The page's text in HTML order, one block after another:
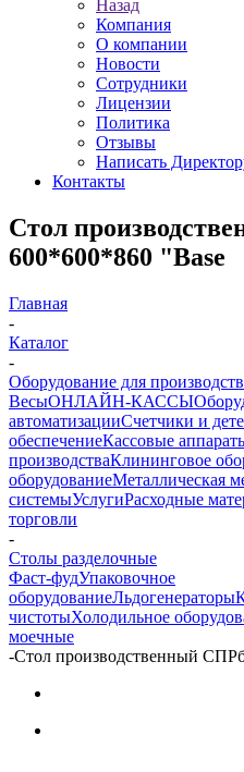
Назад
Компания
О компании
Новости
Сотрудники
Лицензии
Политика
Отзывы
Написать
Контакты
Стол
600*600*860 "Base
Главная
-
Каталог
-
Оборудование для
ВесыОНЛАЙН-КАССЫ
автоматизацииСчетчики и
обеспечениеКассовые
производстваКлининговое
оборудованиеМеталлическая
системыУслугиРасходные
торговли
-
Столы разделочные
Фаст-фудУпаковочное
оборудованиеЛьдогенераторы
чистотыХолодильное
моечные
-Стол производственный